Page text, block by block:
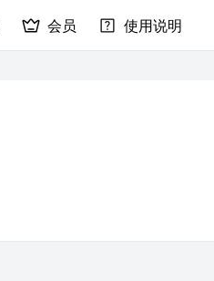
会员 使用说明